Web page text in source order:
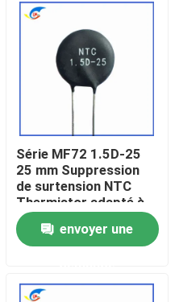
Série MF72 1.5D-25
25 mm Suppression
de surtension NTC
Thermistor adapté à
la commutation de
l'alimentation Audio
amplificateur
envoyer une